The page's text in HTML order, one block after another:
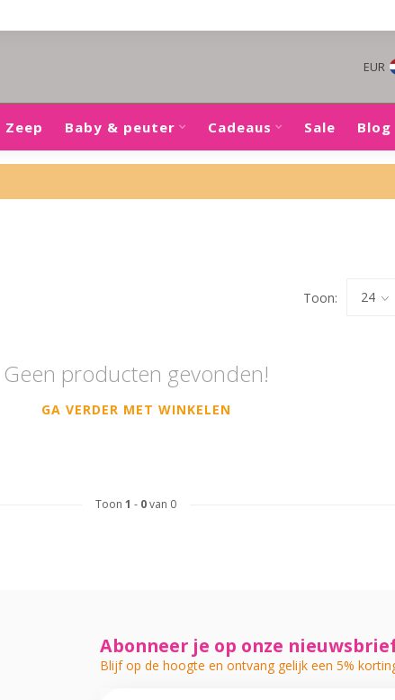
EUR
Zeep Baby & peuter Cadeaus Sale Blog
Toon:
Geen producten gevonden!
GA VERDER MET WINKELEN
Toon 1 - 0van 0
Abonneer je op onze
Blijf op de hoogte en ontvang gelijk een 5%